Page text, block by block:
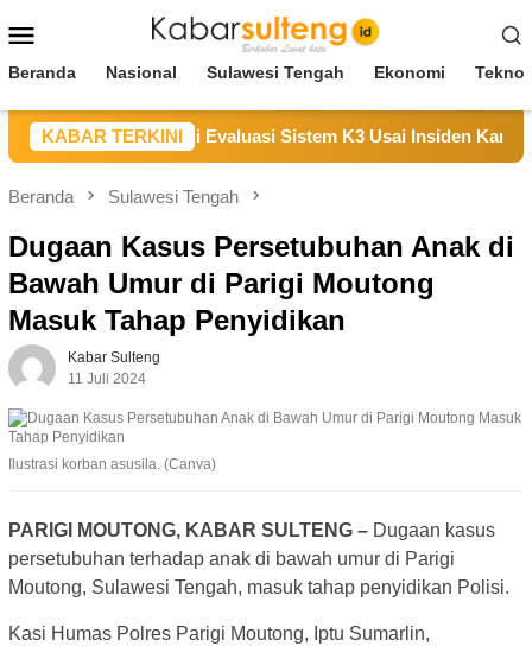
ke
Mobile
Beranda Nasional Sulawesi Tengah Ekonomi
KABAR TERKINI
Duka, Janji Evaluasi Sistem K3 Usai Insiden Karyawan
Beranda Sulawesi Tengah
Dugaan Kasus Persetubuhan Anak di
Bawah Umur di Parigi Moutong
Masuk Tahap Penyidikan
Kabar Sulteng
11 Juli 2024
Ilustrasi korban asusila. (Canva)
PARIGI MOUTONG, KABAR SULTENG – Dugaan kasus
persetubuhan terhadap anak di bawah umur di Parigi
Moutong, Sulawesi Tengah, masuk tahap penyidikan Polisi.
Kasi Humas Polres Parigi Moutong, Iptu Sumarlin,